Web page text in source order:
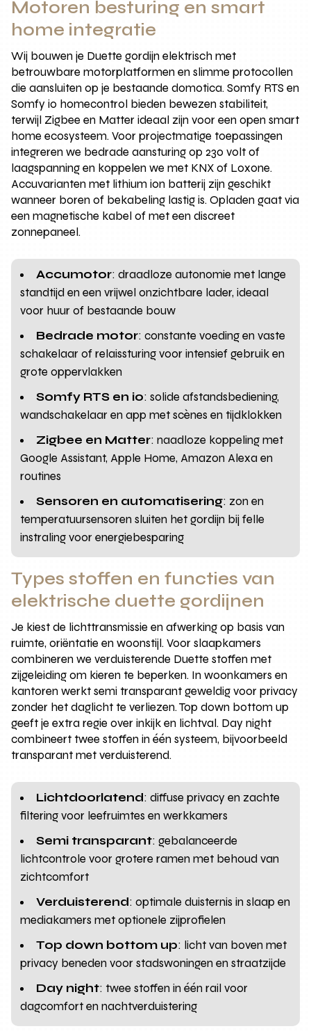
Motoren besturing en smart
home integratie
Wij bouwen je Duette gordijn elektrisch met
betrouwbare motorplatformen en slimme protocollen
die aansluiten op je bestaande domotica. Somfy RTS en
Somfy io homecontrol bieden bewezen stabiliteit,
terwijl Zigbee en Matter ideaal zijn voor een open smart
home ecosysteem. Voor projectmatige toepassingen
integreren we bedrade aansturing op 230 volt of
laagspanning en koppelen we met KNX of Loxone.
Accuvarianten met lithium ion batterij zijn geschikt
wanneer boren of bekabeling lastig is. Opladen gaat via
een magnetische kabel of met een discreet
zonnepaneel.
Accumotor: draadloze autonomie met lange
standtijd en een vrijwel onzichtbare lader, ideaal
voor huur of bestaande bouw
Bedrade motor: constante voeding en vaste
schakelaar of relaissturing voor intensief gebruik en
grote oppervlakken
Somfy RTS en io: solide afstandsbediening,
wandschakelaar en app met scènes en tijdklokken
Zigbee en Matter: naadloze koppeling met
Google Assistant, Apple Home, Amazon Alexa en
routines
Sensoren en automatisering: zon en
temperatuursensoren sluiten het gordijn bij felle
instraling voor energiebesparing
Types stoffen en functies van
elektrische duette gordijnen
Je kiest de lichttransmissie en afwerking op basis van
ruimte, oriëntatie en woonstijl. Voor slaapkamers
combineren we verduisterende Duette stoffen met
zijgeleiding om kieren te beperken. In woonkamers en
kantoren werkt semi transparant geweldig voor privacy
zonder het daglicht te verliezen. Top down bottom up
geeft je extra regie over inkijk en lichtval. Day night
combineert twee stoffen in één systeem, bijvoorbeeld
transparant met verduisterend.
Lichtdoorlatend: diffuse privacy en zachte
filtering voor leefruimtes en werkkamers
Semi transparant: gebalanceerde
lichtcontrole voor grotere ramen met behoud van
zichtcomfort
Verduisterend: optimale duisternis in slaap en
mediakamers met optionele zijprofielen
Top down bottom up: licht van boven met
privacy beneden voor stadswoningen en straatzijde
Day night: twee stoffen in één rail voor
dagcomfort en nachtverduistering